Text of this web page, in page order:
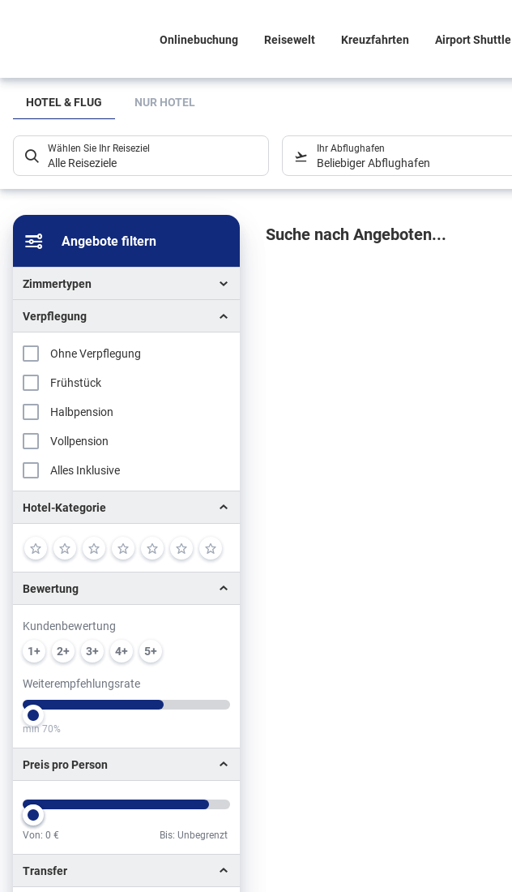
Onlinebuchung Reisewelt Kreuzfahrten Airport Shuttle
Suchlistenseite
HOTEL & FLUG NUR HOTEL
Wählen Sie Ihr Reiseziel
Alle Reiseziele
Ihr Abflughafen
Beliebiger Abflughafen
Angebote filtern
Zimmertypen
Verpflegung
Ohne Verpflegung
Frühstück
Halbpension
Vollpension
Alles Inklusive
Hotel-Kategorie
Bewertung
Kundenbewertung
1+
2+ 3+ 4+ 5+
Weiterempfehlungsrate
Slider
min 70%
Preis pro Person
Von: 0 € Bis: Unbegrenzt
Transfer
Suchergebnisse
Suche nach Angeboten...